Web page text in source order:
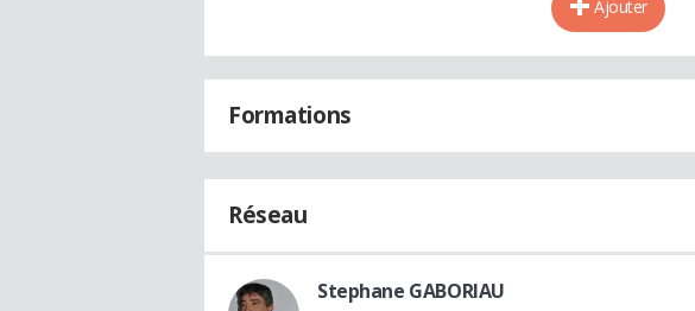
Ajouter
Formations
Réseau
Stephane GABORIAU